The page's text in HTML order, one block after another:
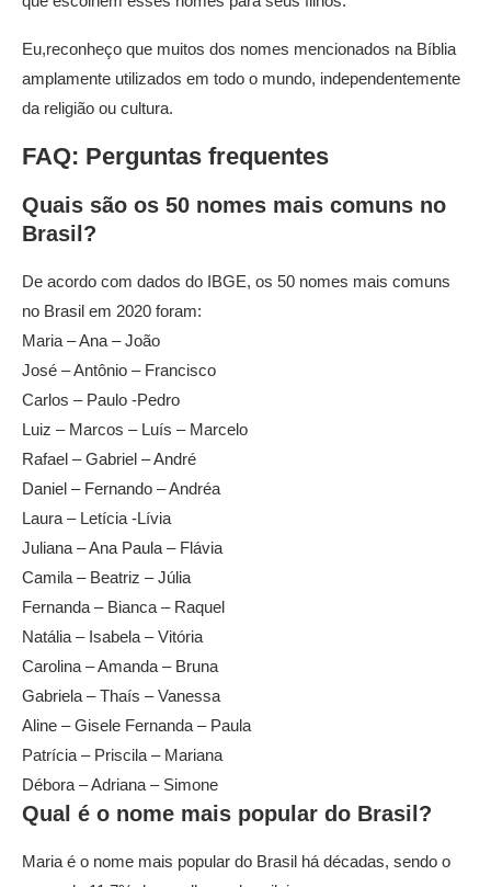
Eu,reconheço que muitos dos nomes mencionados na Bíblia
amplamente utilizados em todo o mundo, independentemente
da religião ou cultura.
FAQ: Perguntas frequentes
Quais são os 50 nomes mais comuns no
Brasil?
De acordo com dados do IBGE, os 50 nomes mais comuns
no Brasil em 2020 foram:
Maria – Ana – João
José – Antônio – Francisco
Carlos – Paulo -Pedro
Luiz – Marcos – Luís – Marcelo
Rafael – Gabriel – André
Daniel – Fernando – Andréa
Laura – Letícia -Lívia
Juliana – Ana Paula – Flávia
Camila – Beatriz – Júlia
Fernanda – Bianca – Raquel
Natália – Isabela – Vitória
Carolina – Amanda – Bruna
Gabriela – Thaís – Vanessa
Aline – Gisele Fernanda – Paula
Patrícia – Priscila – Mariana
Débora – Adriana – Simone
Qual é o nome mais popular do Brasil?
Maria é o nome mais popular do Brasil há décadas, sendo o